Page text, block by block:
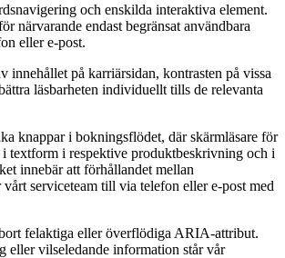
och enskilda interaktiva element.
närvarande endast begränsat användbara
eller e-post.
innehållet på karriärsidan, kontrasten på vissa
läsbarheten individuellt tills de relevanta
knappar i bokningsflödet, där skärmläsare för
textform i respektive produktbeskrivning och i
innebär att förhållandet mellan
serviceteam till via telefon eller e-post med
felaktiga eller överflödiga ARIA-attribut.
eller vilseledande information står vår